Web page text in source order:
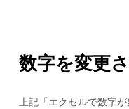
数字を変更
上記「エクセルで数字